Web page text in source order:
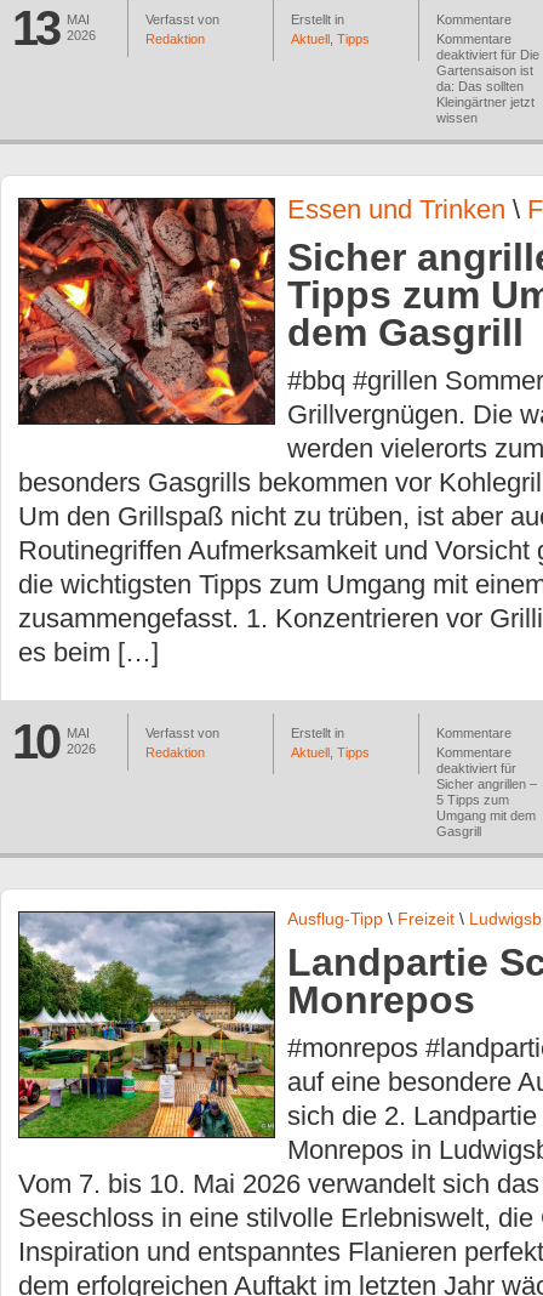
13
MAI
2026
Verfasst von
Redaktion
Erstellt in
Aktuell Tipps
Kommentare
Kommentare
deaktiviert für Die
Gartensaison ist
da: Das sollten
Kleingärtner jetzt
wissen
Essen und Trinken \
Sicher
Tipps zum
dem Gasgrill
#bbq #grillen
Grillvergnügen. Die
werden vielerorts
besonders Gasgrills bekommen vor
Um den Grillspaß nicht zu trüben, ist aber
Routinegriffen Aufmerksamkeit und Vorsicht
die wichtigsten Tipps zum Umgang mit
zusammengefasst. 1. Konzentrieren vor
es beim […]
10
MAI
2026
Verfasst von
Redaktion
Erstellt in
Aktuell Tipps
Kommentare
Kommentare
deaktiviert für
Sicher angrillen –
5 Tipps zum
Umgang mit dem
Gasgrill
Ausflug-Tipp \ Freizeit \
Landpartie
Monrepos
#monrepos
auf eine besondere
sich die 2.
Monrepos in
Vom 7. bis 10. Mai 2026 verwandelt sich
Seeschloss in eine stilvolle Erlebniswelt, die
Inspiration und entspanntes Flanieren
dem erfolgreichen Auftakt im letzten Jahr